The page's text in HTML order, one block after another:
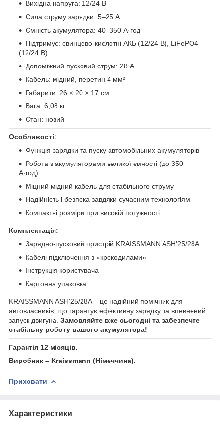
Вихідна напруга: 12/24 В
Сила струму зарядки: 5–25 А
Ємність акумулятора: 40–350 А·год
Підтримує: свинцево-кислотні АКБ (12/24 В), LiFePO4
(12/24 В)
Допоміжний пусковий струм: 28 А
Кабель: мідний, перетин 4 мм²
Габарити: 26 × 20 × 17 см
Вага: 6,08 кг
Стан: новий
Особливості:
Функція зарядки та пуску автомобільних акумуляторів
Робота з акумуляторами великої ємності (до 350
А·год)
Міцний мідний кабель для стабільного струму
Надійність і безпека завдяки сучасним технологіям
Компактні розміри при високій потужності
Комплектація:
Зарядно-пусковий пристрій KRAISSMANN ASH'25/28A
Кабелі підключення з «крокодилами»
Інструкція користувача
Картонна упаковка
KRAISSMANN ASH'25/28A – це надійний помічник для
автовласників, що гарантує ефективну зарядку та впевнений
запуск двигуна. Замовляйте вже сьогодні та забезпечте
стабільну роботу вашого акумулятора!
Гарантія 12 місяців.
Виробник – Kraissmann (Німеччина).
Приховати
Характеристики